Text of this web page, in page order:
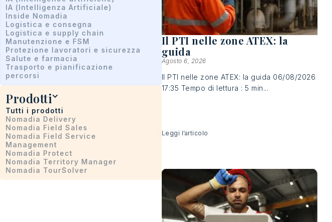
IA (Intelligenza Artificiale)
Inside Nomadia
Logistica e consegna
Logistica e supply chain
Manutenzione e FSM
Protezione lavoratori e sicurezza
Salute e farmacia
Trasporto e pianificazione
percorsi
Prodotti
Nomadia Delivery
Nomadia Field Sales
Nomadia Field Service
Management
Nomadia Protect
Nomadia Territory Manager
Nomadia TourSolver
Tutti i prodotti
Il PTI nelle zone ATEX: la
guida
Agosto 6, 2026
Il PTI nelle zone ATEX: la guida 06/08/2026
17:35 Tempo di lettura : 5 min...
Leggi l’articolo